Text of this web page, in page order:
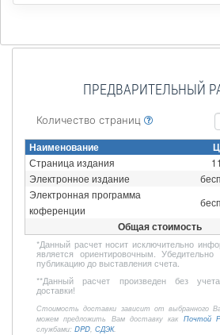
ПРЕДВАРИТЕЛЬНЫЙ
Количество страниц
Наименование
Страница издания
Электронное издание
Электронная программа
коференции
Общая стоимость
*Данный расчет носит исключительно
является ориентировочным.
публикацию до выставления счета.
**Данный расчет произведен без
доставки!
Стоимость доставки зависит от выбранного
можем предложить Вам доставку как Почтой
службами: DPD, СДЭК.